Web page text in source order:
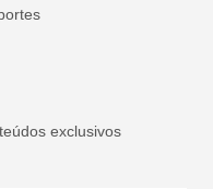
exclusivos